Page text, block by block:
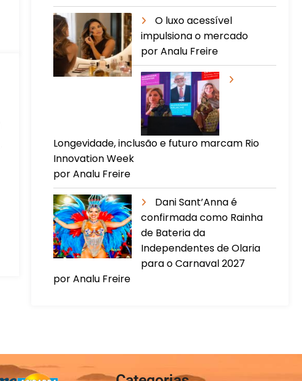
O luxo acessível
impulsiona o mercado
por Analu Freire
Longevidade, inclusão e futuro marcam Rio
Innovation Week
por Analu Freire
Dani Sant’Anna é
confirmada como Rainha
de Bateria da
Independentes de Olaria
para o Carnaval 2027
por Analu Freire